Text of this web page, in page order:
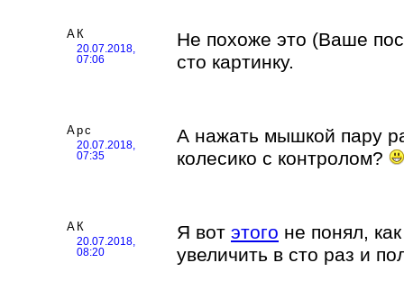
АК
20.07.2018,
07:06
Не похоже это (Ваше
сто картинку.
Арс
20.07.2018,
07:35
А нажать мышкой пару
колесико с контролом?
АК
20.07.2018,
08:20
Я вот этого не понял,
увеличить в сто раз и